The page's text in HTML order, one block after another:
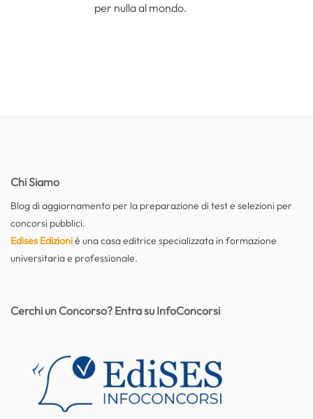
per nulla al mondo.
Chi Siamo
Blog di aggiornamento per la preparazione di test e selezioni per
concorsi pubblici.
Edises Edizioniè una casa editrice specializzata in formazione
universitaria e professionale.
Cerchi un Concorso? Entra su InfoConcorsi